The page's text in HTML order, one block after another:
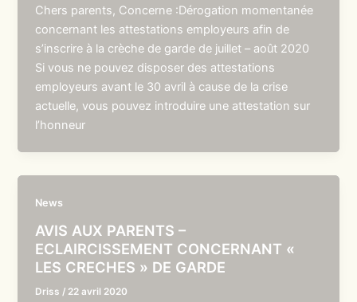
Chers parents, Concerne :Dérogation momentanée
concernant les attestations employeurs afin de
s’inscrire à la crèche de garde de juillet – août 2020
Si vous ne pouvez disposer des attestations
employeurs avant le 30 avril à cause de la crise
actuelle, vous pouvez introduire une attestation sur
l’honneur
News
AVIS AUX PARENTS –
ECLAIRCISSEMENT CONCERNANT «
LES CRECHES » DE GARDE
Driss / 22 avril 2020